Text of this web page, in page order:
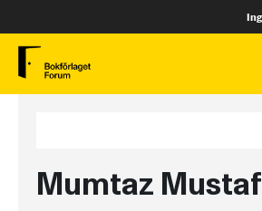
Mumtaz